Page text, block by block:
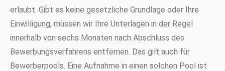
erlaubt. Gibt es keine gesetzliche Grundlage oder Ihre
Einwilligung, müssen wir Ihre Unterlagen in der Regel
innerhalb von sechs Monaten nach Abschluss des
Bewerbungsverfahrens entfernen. Das gilt auch für
Bewerberpools. Eine Aufnahme in einen solchen Pool ist